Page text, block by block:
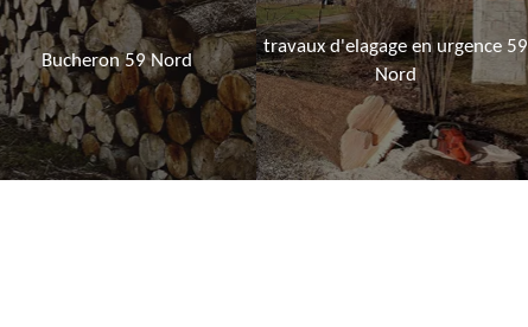
Bucheron 59 Nord
travaux d'elagage en urgence 59
Nord